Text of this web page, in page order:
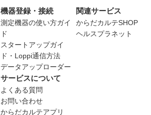
機器登録・接続
測定機器の使い方ガイ
ド
スタートアップガイ
ド・Loppi通信方法
データアップローダー
サービスについて
よくある質問
お問い合わせ
からだカルテアプリ
関連サービス
からだカルテSHOP
ヘルスプラネット